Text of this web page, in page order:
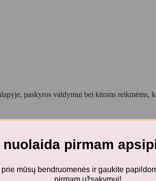
paskyros valdymui bei kitoms reikmėms,
TOOTS
nuolaida pirmam
mūsų bendruomenės ir gaukite
pirmam užsakymui!